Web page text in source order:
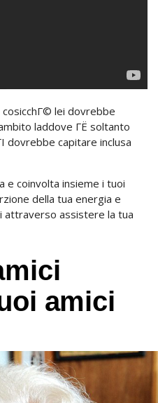
lei dovrebbe
laddove ГЁ soltanto
dovrebbe capitare inclusa
e coinvolta insieme i tuoi
della tua energia e
assistere la tua
amici